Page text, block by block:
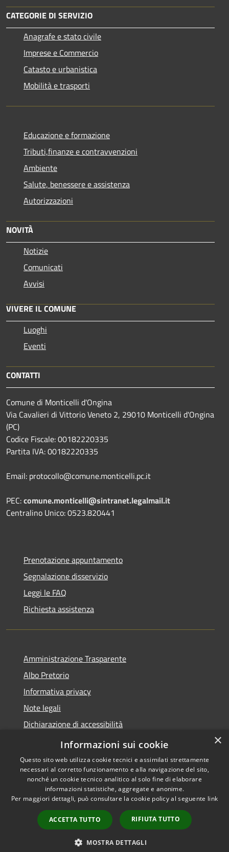
CATEGORIE DI SERVIZIO
Anagrafe e stato civile
Imprese e Commercio
Catasto e urbanistica
Mobilità e trasporti
Educazione e formazione
Tributi,finanze e contravvenzioni
Ambiente
Salute, benessere e assistenza
Autorizzazioni
NOVITÀ
Notizie
Comunicati
Avvisi
VIVERE IL COMUNE
Luoghi
Eventi
CONTATTI
Comune di Monticelli d'Ongina
Via Cavalieri di Vittorio Veneto 2, 29010 Monticelli d'Ongina
(PC)
Codice Fiscale: 00182220335
Partita IVA: 00182220335
Email: protocollo@comune.monticelli.pc.it
PEC:comune.monticelli@sintranet.legalmail.it
Centralino Unico: 0523.820441
Prenotazione appuntamento
Segnalazione disservizio
Leggi le FAQ
Richiesta assistenza
Amministrazione Trasparente
Albo Pretorio
Informativa privacy
Note legali
Dichiarazione di accessibilità
Obiettivi di accessibilità
Accessibilità
Copyright © 2026 • Comune di
Monticelli d'Ongina • Powered
byMunicipium
Accesso
redazione
×
Informazioni sui cookie
Questo sito web utilizza cookie tecnici e assimilati strettamente
necessari al corretto funzionamento e alla navigazione del sito,
nonché un cookie tecnico analitico al solo fine di elaborare
informazioni statistiche, aggregate e anonime.
Per maggiori dettagli, può consultare la cookie policy al seguente link
ACCETTA TUTTO RIFIUTA TUTTO
MOSTRA DETTAGLI